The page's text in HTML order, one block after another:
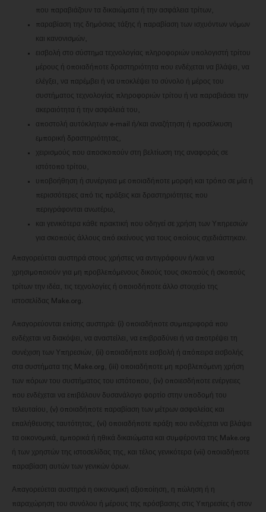
που παραβιάζουν τα δικαιώματα ή την ασφάλεια τρίτων,
παραβίαση της δημόσιας τάξης ή παραβίαση των ισχυόντων νόμων
και κανονισμών,
εισβολή στο σύστημα τεχνολογίας πληροφοριών υπολογιστή τρίτου
μέρους ή οποιαδήποτε δραστηριότητα που ενδέχεται να βλάψει, να
ελέγξει, να παρέμβει ή να υποκλέψει το σύνολο ή μέρος του
συστήματος τεχνολογίας πληροφοριών τρίτου ή να παραβιάσει την
ακεραιότητα ή την ασφάλειά του,
αποστολή αυτόκλητων e-mail ή/και αναζήτηση ή προσέλκυση
εμπορική δραστηριότητας,
χειρισμούς που αποσκοπούν στη βελτίωση της αναφοράς σε
ιστότοπο τρίτου,
υποβοήθηση ή συνέργεια με οποιαδήποτε μορφή και τρόπο σε μία ή
περισσότερες από τις πράξεις και δραστηριότητες που
περιγράφονται ανωτέρω,
και γενικότερα κάθε πρακτική που οδηγεί σε χρήση των Υπηρεσιών
για σκοπούς άλλους από εκείνους για τους οποίους σχεδιάστηκαν.
Απαγορεύεται αυστηρά στους χρήστες να αντιγράφουν ή/και να
χρησιμοποιούν για μη προβλεπόμενους δικούς τους σκοπούς ή σκοπούς
τρίτων την ιδέα, τις τεχνολογίες ή οποιοδήποτε άλλο στοιχείο της
ιστοσελίδας Make.org.
Απαγορεύονται επίσης αυστηρά: (i) οποιαδήποτε συμπεριφορά που
ενδέχεται να διακόψει, να αναστείλει, να επιβραδύνει ή να αποτρέψει τη
συνέχιση των Υπηρεσιών, (ii) οποιαδήποτε εισβολή ή απόπειρα εισβολής
στα συστήματα της Make.org, (iii) οποιαδήποτε μη προβλεπόμενη χρήση
των πόρων του συστήματος του ιστότοπου, (iv) οποιεσδήποτε ενέργειες
που ενδέχεται να επιβάλουν δυσανάλογο φορτίο στην υποδομή του
τελευταίου, (v) οποιαδήποτε παραβίαση των μέτρων ασφαλείας και
επαλήθευσης ταυτότητας, (vi) οποιαδήποτε πράξη που ενδέχεται να βλάψει
τα οικονομικά, εμπορικά ή ηθικά δικαιώματα και συμφέροντα της Make.org
ή των χρηστών της ιστοσελίδας της, και τέλος γενικότερα (vii) οποιαδήποτε
παραβίαση αυτών των γενικών όρων.
Απαγορεύεται αυστηρά η οικονομική αξιοποίηση, η πώληση ή η
παραχώρηση του συνόλου ή μέρους της πρόσβασης στις Υπηρεσίες ή στον